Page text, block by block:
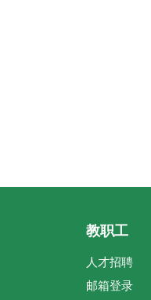
教职工
人才招聘
邮箱登录